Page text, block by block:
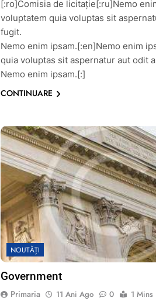
[:ro]Comisia de licitaţie[:ru]Nemo
voluptatem quia voluptas sit
fugit.
Nemo enim ipsam.[:en]Nemo enim
quia voluptas sit aspernatur aut odit
Nemo enim ipsam.[:]
CONTINUARE
NOUTĂȚI
Government
Primaria 11 Ani Ago 0
1 Mins